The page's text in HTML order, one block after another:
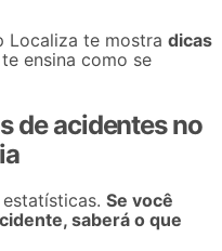
Localiza te mostra dicas
ensina como se
de acidentes no
Se você
saberá o que